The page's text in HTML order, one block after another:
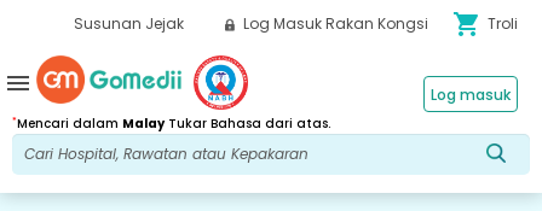
Susunan Jejak Log Masuk Rakan Kongsi shopping_cart Troli
*Mencari dalam MalayTukar Bahasa dari atas.
Log masuk
menu